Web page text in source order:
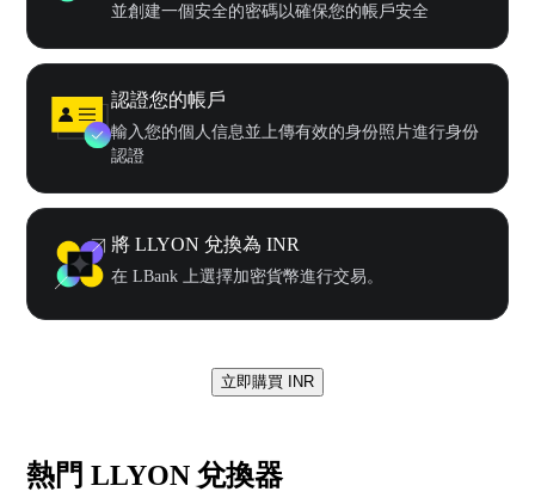
並創建一個安全的密碼以確保您的帳戶安全
認證您的帳戶
輸入您的個人信息並上傳有效的身份照片進行身份
認證
將 LLYON 兌換為 INR
在 LBank 上選擇加密貨幣進行交易。
立即購買 INR
熱門 LLYON 兌換器